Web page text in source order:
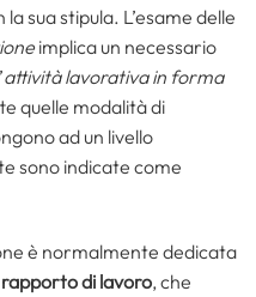
sua stipula. L’esame delle
implica un necessario
attività lavorativa in forma
quelle modalità di
ad un livello
sono indicate come
è normalmente dedicata
di lavoro, che